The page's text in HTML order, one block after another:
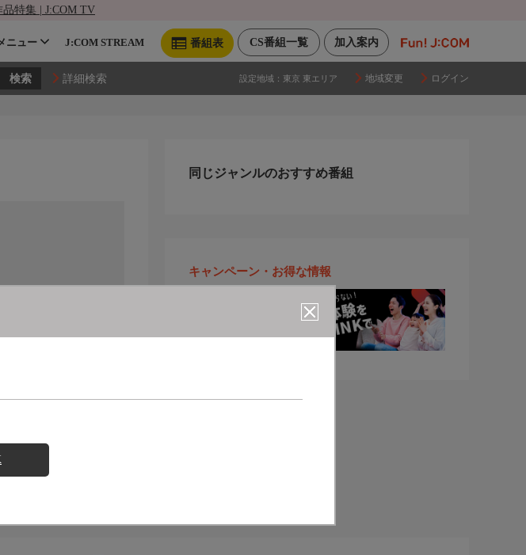
特集 | J:COM TV
加入案内
CS番組一覧
番組表
ニュー J:COM STREAM
詳細検索 設定地域： 東京 東エリア 地域変更 ログイン
同じジャンルのおすすめ番組
キャンペーン・お得な情報